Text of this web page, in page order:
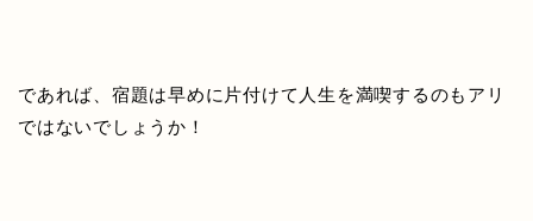
であれば、宿題は早めに片付けて人生を満喫するのもアリ
ではないでしょうか！